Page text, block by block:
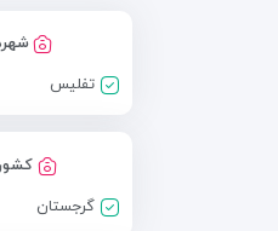
تفلیس
گرجستان